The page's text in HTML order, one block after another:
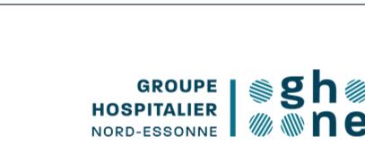
téléviseur, d’un téléphone (selon le site) et
prestataire Télécom Service.